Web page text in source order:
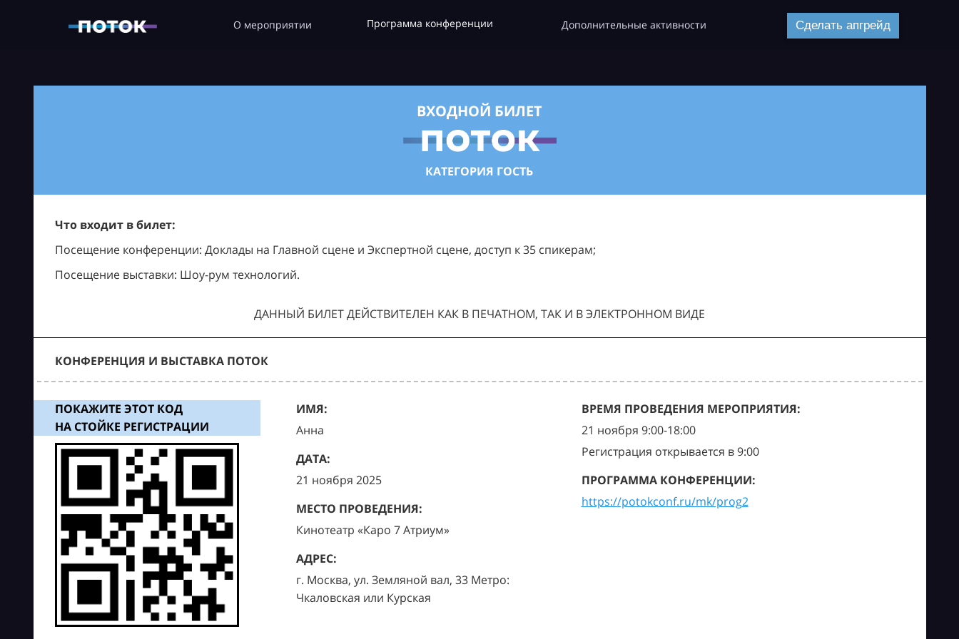
О мероприятии Программа конференции Дополнительные активности Сделать апгрейд
ВХОДНОЙ БИЛЕТ
КАТЕГОРИЯ ГОСТЬ
Что входит в билет:
Посещение конференции: Доклады на Главной сцене и Экспертной сцене, доступ к 35 спикерам;
Посещение выставки: Шоу-рум технологий.
ДАННЫЙ БИЛЕТ ДЕЙСТВИТЕЛЕН КАК В ПЕЧАТНОМ, ТАК И В ЭЛЕКТРОННОМ ВИДЕ
КОНФЕРЕНЦИЯ И ВЫСТАВКА ПОТОК
ПОКАЖИТЕ ЭТОТ КОД
НА СТОЙКЕ РЕГИСТРАЦИИ
ИМЯ:
Анна
ДАТА:
21 ноября 2025
МЕСТО ПРОВЕДЕНИЯ:
Кинотеатр «Каро 7 Атриум»
АДРЕС:
г. Москва, ул. Земляной вал, 33 Метро:
Чкаловская или Курская
ВРЕМЯ ПРОВЕДЕНИЯ МЕРОПРИЯТИЯ:
21 ноября 9:00-18:00
Регистрация открывается в 9:00
ПРОГРАММА КОНФЕРЕНЦИИ:
https://potokconf.ru/mk/prog2